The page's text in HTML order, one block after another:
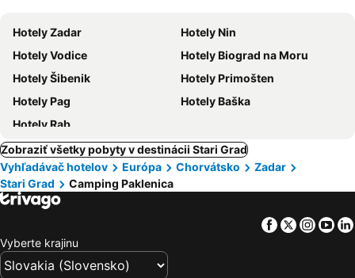
Hotely Zadar
Hotely Nin
Hotely Vodice
Hotely Biograd na Moru
Hotely Šibenik
Hotely Primošten
Hotely Pag
Hotely Baška
Hotely Rab
Zobraziť všetky pobyty v destinácii Stari Grad
Vyhľadávač hotelov
Európa Chorvátsko
Zadar
Stari Grad
Camping Paklenica
Facebook
Twitter
Vyberte krajinu